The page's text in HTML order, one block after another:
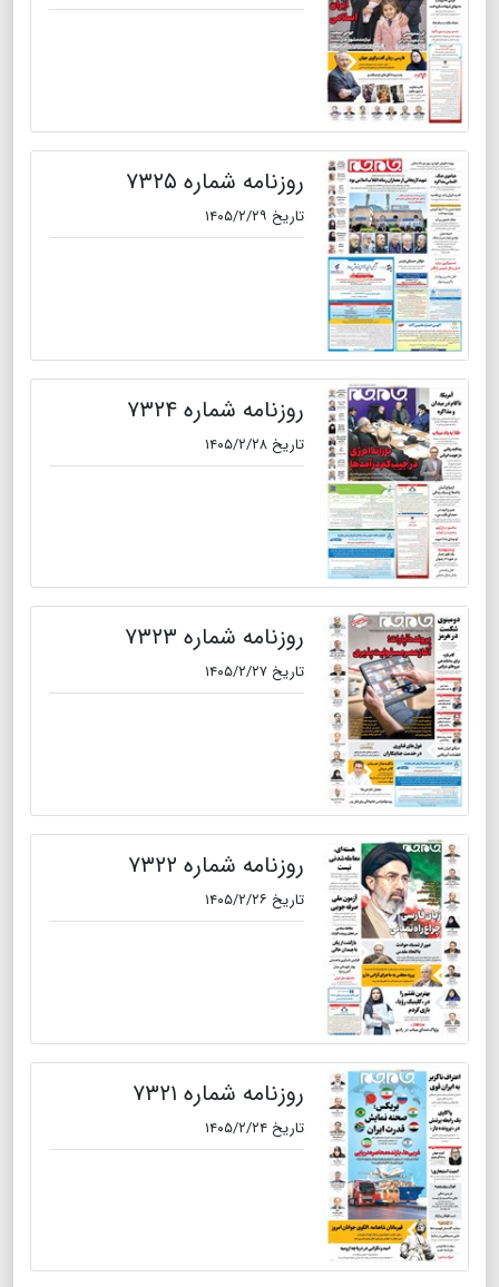
روزنامه شماره ۷۳۲۵
تاریخ ۱۴۰۵/۲/۲۹
روزنامه شماره ۷۳۲۴
تاریخ ۱۴۰۵/۲/۲۸
روزنامه شماره ۷۳۲۳
تاریخ ۱۴۰۵/۲/۲۷
روزنامه شماره ۷۳۲۲
تاریخ ۱۴۰۵/۲/۲۶
روزنامه شماره ۷۳۲۱
تاریخ ۱۴۰۵/۲/۲۴